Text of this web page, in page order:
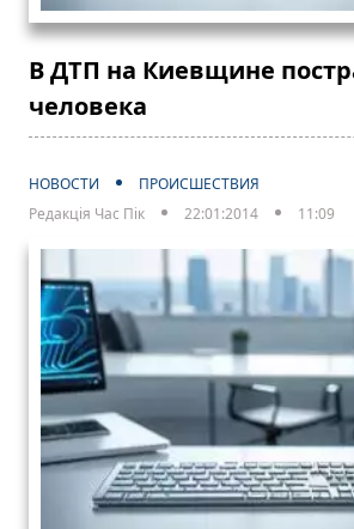
В ДТП на Киевщине
человека
НОВОСТИ
ПРОИСШЕСТВИЯ
Редакція Час Пік
22:01:2014 11:09